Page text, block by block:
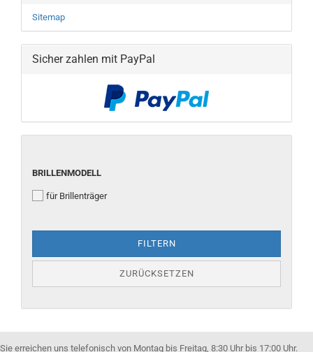
Sitemap
Sicher zahlen mit PayPal
BRILLENMODELL
BRILLENMODELL
für Brillenträger
FILTERN
ZURÜCKSETZEN
Sie erreichen uns telefonisch von Montag bis Freitag, 8:30 Uhr bis 17:00 Uhr.